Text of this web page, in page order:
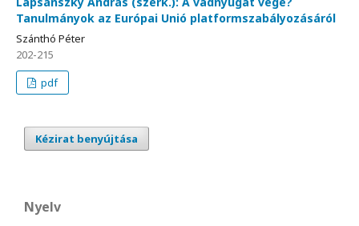
Tanulmányok az Európai Unió platformszabályozásáról
Szánthó Péter
202-215
pdf
Kézirat benyújtása
Nyelv